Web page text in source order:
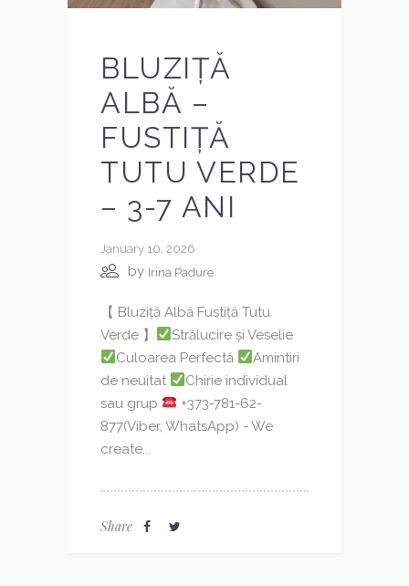
BLUZIȚĂ
ALBĂ –
FUSTIȚĂ
TUTU VERDE
– 3-7 ANI
January 10, 2026
by Irina Padure
【 Bluziță Albă Fustiță Tutu
Verde 】
Strălucire și Veselie
Culoarea Perfectă
Amintiri
de neuitat
Chirie individual
sau grup
+373-781-62-
877(Viber, WhatsApp) - We
create...
Share